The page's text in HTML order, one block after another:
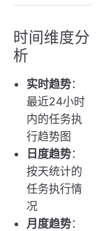
时间维度分
析
实时趋势：
最近24小时
内的任务执
行趋势图
日度趋势：
按天统计的
任务执行情
况
月度趋势：